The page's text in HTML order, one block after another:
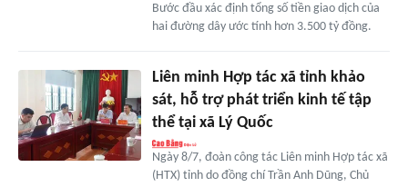
Bước đầu xác định tổng số tiền giao dịch của
hai đường dây ước tính hơn 3.500 tỷ đồng.
Liên minh Hợp tác xã tỉnh khảo
sát, hỗ trợ phát triển kinh tế tập
thể tại xã Lý Quốc
Ngày 8/7, đoàn công tác Liên minh Hợp tác xã
(HTX) tỉnh do đồng chí Trần Anh Dũng, Chủ